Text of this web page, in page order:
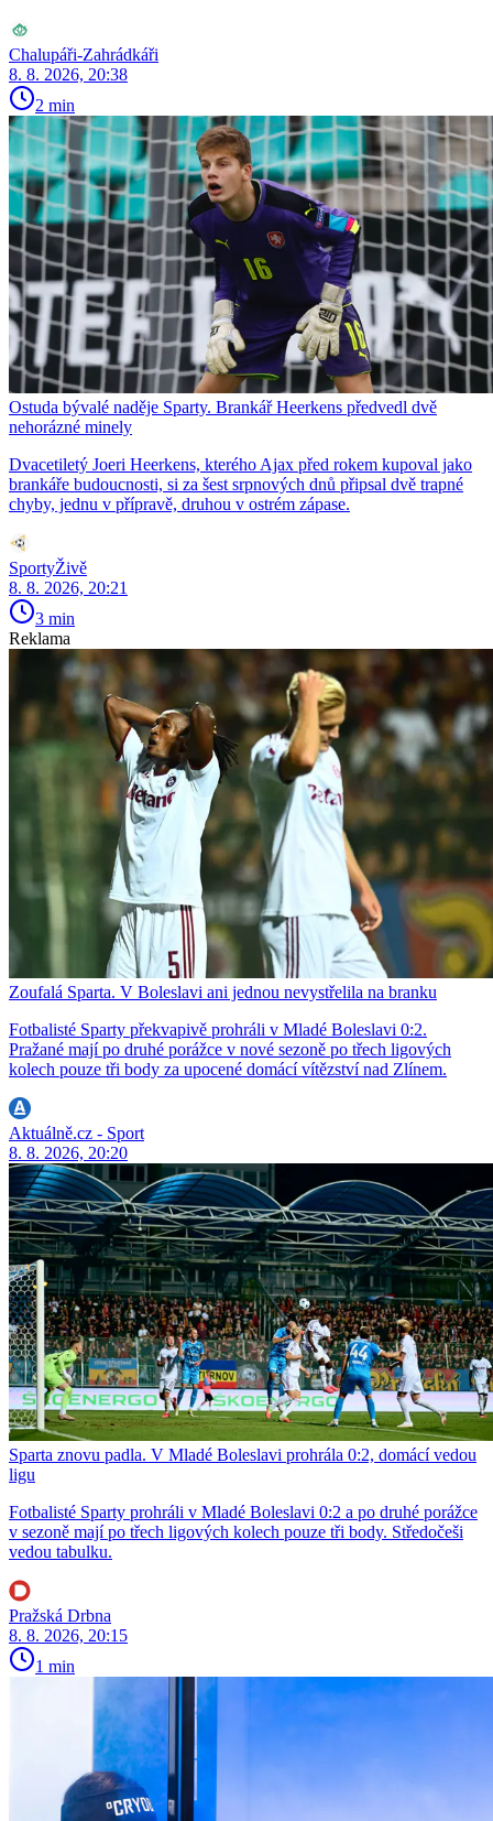
Chalupáři-Zahrádkáři
8. 8. 2026, 20:38
2 min
Ostuda bývalé naděje Sparty. Brankář Heerkens předvedl dvě
nehorázné minely
Dvacetiletý Joeri Heerkens, kterého Ajax před rokem kupoval jako
brankáře budoucnosti, si za šest srpnových dnů připsal dvě trapné
chyby, jednu v přípravě, druhou v ostrém zápase.
SportyŽivě
8. 8. 2026, 20:21
3 min
Reklama
Zoufalá Sparta. V Boleslavi ani jednou nevystřelila na branku
Fotbalisté Sparty překvapivě prohráli v Mladé Boleslavi 0:2.
Pražané mají po druhé porážce v nové sezoně po třech ligových
kolech pouze tři body za upocené domácí vítězství nad Zlínem.
Aktuálně.cz - Sport
8. 8. 2026, 20:20
Sparta znovu padla. V Mladé Boleslavi prohrála 0:2, domácí vedou
ligu
Fotbalisté Sparty prohráli v Mladé Boleslavi 0:2 a po druhé porážce
v sezoně mají po třech ligových kolech pouze tři body. Středočeši
vedou tabulku.
Pražská Drbna
8. 8. 2026, 20:15
1 min